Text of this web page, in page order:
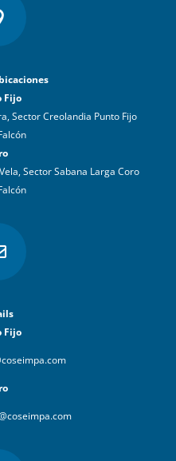
Fijo
Sector Creolandia Punto Fijo
Sector Sabana Larga Coro
Fijo